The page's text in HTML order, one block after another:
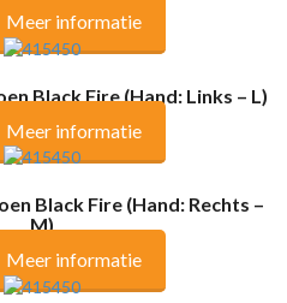
Meer informatie
Black Fire (Hand: Links – L)
Meer informatie
Black Fire (Hand: Rechts –
M)
Meer informatie